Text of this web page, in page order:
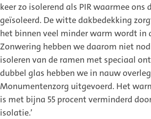
keer zo isolerend als PIR waarmee ons
geïsoleerd. De witte dakbedekking
het binnen veel minder warm wordt in
Zonwering hebben we daarom niet
isoleren van de ramen met speciaal
dubbel glas hebben we in nauw
Monumentenzorg uitgevoerd. Het
is met bijna 55 procent verminderd
isolatie.’